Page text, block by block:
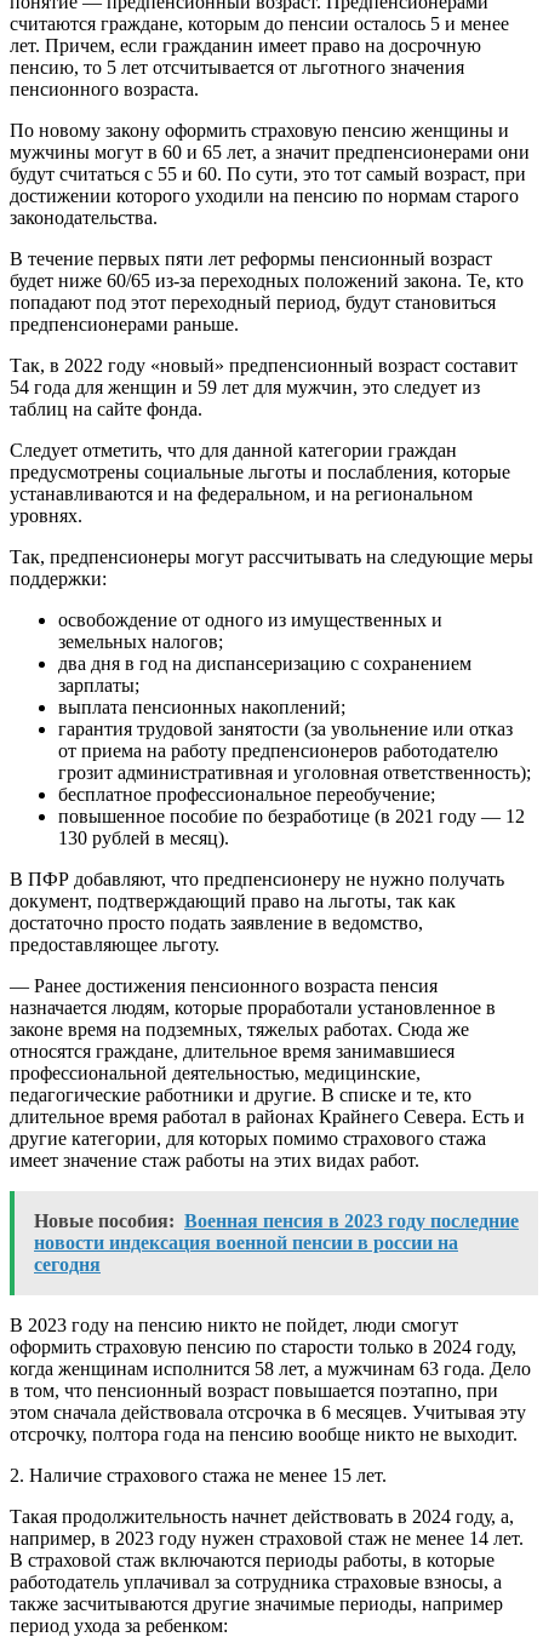
считаются граждане, которым до пенсии осталось 5 и менее
лет. Причем, если гражданин имеет право на досрочную
пенсию, то 5 лет отсчитывается от льготного значения
пенсионного возраста.
По новому закону оформить страховую пенсию женщины и
мужчины могут в 60 и 65 лет, а значит предпенсионерами они
будут считаться с 55 и 60. По сути, это тот самый возраст, при
достижении которого уходили на пенсию по нормам старого
законодательства.
В течение первых пяти лет реформы пенсионный возраст
будет ниже 60/65 из-за переходных положений закона. Те, кто
попадают под этот переходный период, будут становиться
предпенсионерами раньше.
Так, в 2022 году «новый» предпенсионный возраст составит
54 года для женщин и 59 лет для мужчин, это следует из
таблиц на сайте фонда.
Следует отметить, что для данной категории граждан
предусмотрены социальные льготы и послабления, которые
устанавливаются и на федеральном, и на региональном
уровнях.
Так, предпенсионеры могут рассчитывать на следующие меры
поддержки:
освобождение от одного из имущественных и
земельных налогов;
два дня в год на диспансеризацию с сохранением
зарплаты;
выплата пенсионных накоплений;
гарантия трудовой занятости (за увольнение или отказ
от приема на работу предпенсионеров работодателю
грозит административная и уголовная ответственность);
бесплатное профессиональное переобучение;
повышенное пособие по безработице (в 2021 году — 12
130 рублей в месяц).
В ПФР добавляют, что предпенсионеру не нужно получать
документ, подтверждающий право на льготы, так как
достаточно просто подать заявление в ведомство,
предоставляющее льготу.
— Ранее достижения пенсионного возраста пенсия
назначается людям, которые проработали установленное в
законе время на подземных, тяжелых работах. Сюда же
относятся граждане, длительное время занимавшиеся
профессиональной деятельностью, медицинские,
педагогические работники и другие. В списке и те, кто
длительное время работал в районах Крайнего Севера. Есть и
другие категории, для которых помимо страхового стажа
имеет значение стаж работы на этих видах работ.
Новые пособия: Военная пенсия в 2023 году последние
новости индексация военной пенсии в россии на
сегодня
В 2023 году на пенсию никто не пойдет, люди смогут
оформить страховую пенсию по старости только в 2024 году,
когда женщинам исполнится 58 лет, а мужчинам 63 года. Дело
в том, что пенсионный возраст повышается поэтапно, при
этом сначала действовала отсрочка в 6 месяцев. Учитывая эту
отсрочку, полтора года на пенсию вообще никто не выходит.
2. Наличие страхового стажа не менее 15 лет.
Такая продолжительность начнет действовать в 2024 году, а,
например, в 2023 году нужен страховой стаж не менее 14 лет.
В страховой стаж включаются периоды работы, в которые
работодатель уплачивал за сотрудника страховые взносы, а
также засчитываются другие значимые периоды, например
период ухода за ребенком: